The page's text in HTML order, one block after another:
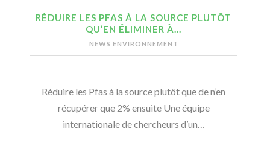
RÉDUIRE LES PFAS À LA SOURCE PLUTÔT
QU’EN ÉLIMINER À…
NEWS ENVIRONNEMENT
Réduire les Pfas à la source plutôt que de n’en
récupérer que 2% ensuite Une équipe
internationale de chercheurs d’un…